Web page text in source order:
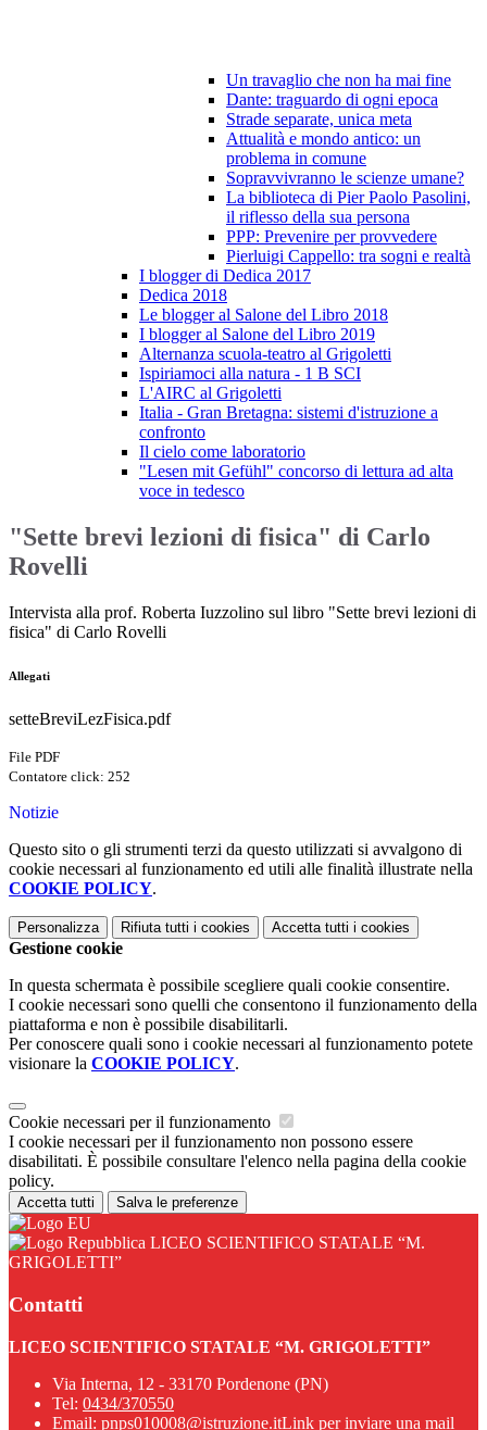
Un travaglio che non ha mai fine
Dante: traguardo di ogni epoca
Strade separate, unica meta
Attualità e mondo antico: un
problema in comune
Sopravvivranno le scienze umane?
La biblioteca di Pier Paolo Pasolini,
il riflesso della sua persona
PPP: Prevenire per provvedere
Pierluigi Cappello: tra sogni e realtà
I blogger di Dedica 2017
Dedica 2018
Le blogger al Salone del Libro 2018
I blogger al Salone del Libro 2019
Alternanza scuola-teatro al Grigoletti
Ispiriamoci alla natura - 1 B SCI
L'AIRC al Grigoletti
Italia - Gran Bretagna: sistemi d'istruzione a
confronto
Il cielo come laboratorio
"Lesen mit Gefühl" concorso di lettura ad alta
voce in tedesco
"Sette brevi lezioni di fisica" di Carlo
Rovelli
Intervista alla prof. Roberta Iuzzolino sul libro "Sette brevi lezioni di
fisica" di Carlo Rovelli
Allegati
setteBreviLezFisica.pdf
File PDF
Contatore click: 252
Notizie
Questo sito o gli strumenti terzi da questo utilizzati si avvalgono di
cookie necessari al funzionamento ed utili alle finalità illustrate nella
COOKIE POLICY.
Personalizza Rifiuta tutti i cookies Accetta tutti i cookies
Gestione cookie
In questa schermata è possibile scegliere quali cookie consentire.
I cookie necessari sono quelli che consentono il funzionamento della
piattaforma e non è possibile disabilitarli.
Per conoscere quali sono i cookie necessari al funzionamento potete
visionare la COOKIE POLICY.
Cookie necessari per il funzionamento
I cookie necessari per il funzionamento non possono essere
disabilitati. È possibile consultare l'elenco nella pagina della cookie
policy.
Accetta tutti Salva le preferenze
LICEO SCIENTIFICO STATALE “M.
GRIGOLETTI”
Contatti
LICEO SCIENTIFICO STATALE “M. GRIGOLETTI”
Via Interna, 12 - 33170 Pordenone (PN)
Tel: 0434/370550
Email: pnps010008@istruzione.itLink per inviare una mail